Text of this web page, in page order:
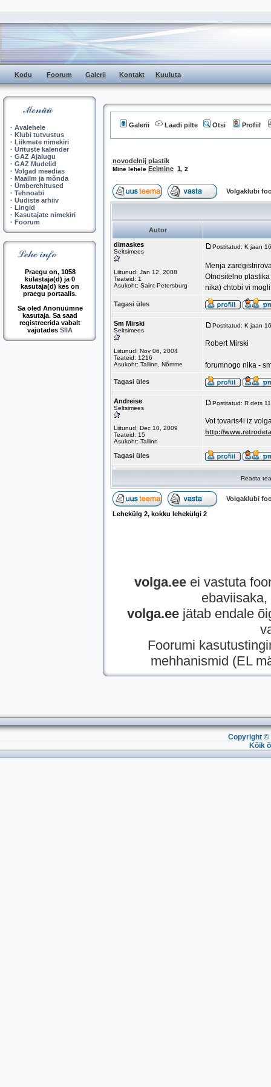
Kodu Foorum Galerii Kontakt Kuuluta
· Avalehele
· Klubi tutvustus
· Liikmete nimekiri
· Ürituste kalender
· GAZ Ajalugu
· GAZ Mudelid
· Volgad meedias
· Maailm ja mõnda
· Ümberehitused
· Tehnoabi
· Uudiste arhiiv
· Lingid
· Kasutajate nimekiri
· Foorum
Praegu on, 1058
külastaja(d) ja 0
kasutaja(d) kes on
praegu portaalis.
Sa oled Anonüümne
kasutaja. Sa saad
registreerida vabalt
vajutades SIIA
Galerii Laadi pilte Otsi Profiil
novodelnij plastik
Mine lehele Eelmine 1 2
Volgaklubi
Autor
dimaskes
Seltsimees
Liitunud: Jan 12, 2008
Teateid: 1
Asukoht: Saint-Petersburg
Postitatud: K jaan
Menja
Otnositelno
nika) chtobi vi
Tagasi üles
Sm Mirski
Seltsimees
Liitunud: Nov 06, 2004
Teateid: 1216
Asukoht: Tallinn, Nõmme
Postitatud: K jaan
Robert Mirski
forumnogo nika -
Tagasi üles
Andreise
Seltsimees
Liitunud: Dec 10, 2009
Teateid: 15
Asukoht: Tallinn
Postitatud: R dets
Vot tovaris4i iz
http://
Tagasi üles
Reasta
Volgaklubi
Lehekülg 2, kokku lehekülgi 2
volga.eeei vastuta
volga.ee jätab endale
Foorumi
mehhanismid (EL
Copyright ©
Kõik